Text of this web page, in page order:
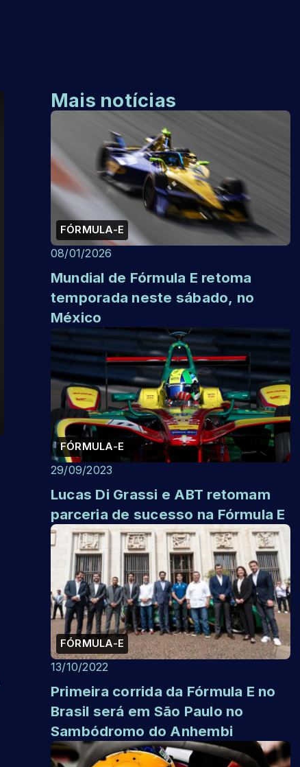
Mais notícias
FÓRMULA-E
08/01/2026
Mundial de Fórmula E retoma
temporada neste sábado, no
México
FÓRMULA-E
29/09/2023
Lucas Di Grassi e ABT retomam
parceria de sucesso na Fórmula E
FÓRMULA-E
13/10/2022
Primeira corrida da Fórmula E no
Brasil será em São Paulo no
Sambódromo do Anhembi